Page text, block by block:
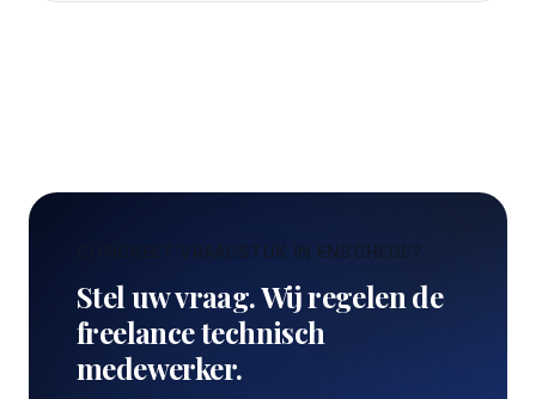
CONCREET VRAAGSTUK IN ENSCHEDE?
Stel uw vraag. Wij regelen de
freelance technisch
medewerker.